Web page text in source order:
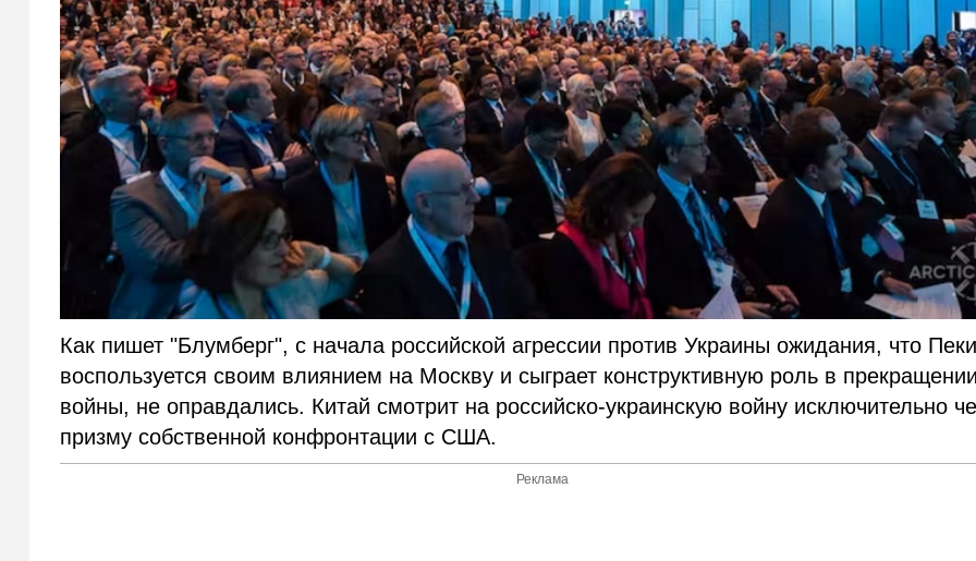
Как пишет "Блумберг", с начала российской агрессии против Украины ожидания, что
воспользуется своим влиянием на Москву и сыграет конструктивную роль в прекращении
войны, не оправдались. Китай смотрит на российско-украинскую войну исключительно
призму собственной конфронтации с США.
Реклама